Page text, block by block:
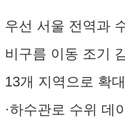
우선 서울 전역과
비구름 이동 조기
13개 지역으로 확
·하수관로 수위 데